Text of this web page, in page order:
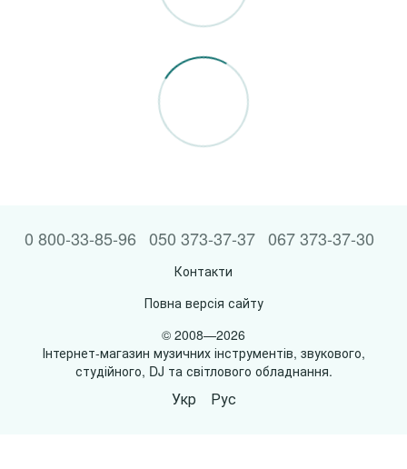
0 800-33-85-96 050 373-37-37 067 373-37-30
Контакти
Повна версія сайту
© 2008—2026
Інтернет-магазин музичних інструментів, звукового,
студійного, DJ та світлового обладнання.
Укр Рус